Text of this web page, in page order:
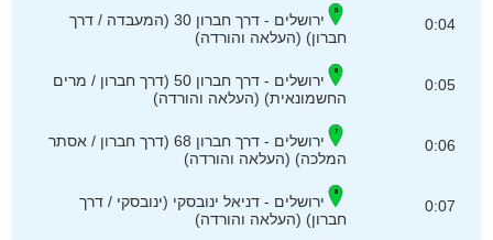
0:04
ירושלים - דרך חברון 30 (המעבדה / דרך
חברון) (העלאה והורדה)
0:05
ירושלים - דרך חברון 50 (דרך חברון / מרים
החשמונאית) (העלאה והורדה)
0:06
ירושלים - דרך חברון 68 (דרך חברון / אסתר
המלכה) (העלאה והורדה)
0:07
ירושלים - דניאל ינובסקי (ינובסקי / דרך
חברון) (העלאה והורדה)